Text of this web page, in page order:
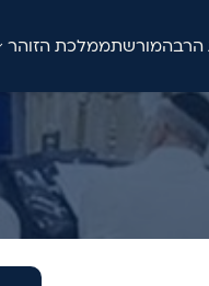
ממלכת הזוהרהמורשתהרב